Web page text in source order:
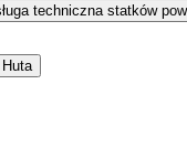
techniczna statków